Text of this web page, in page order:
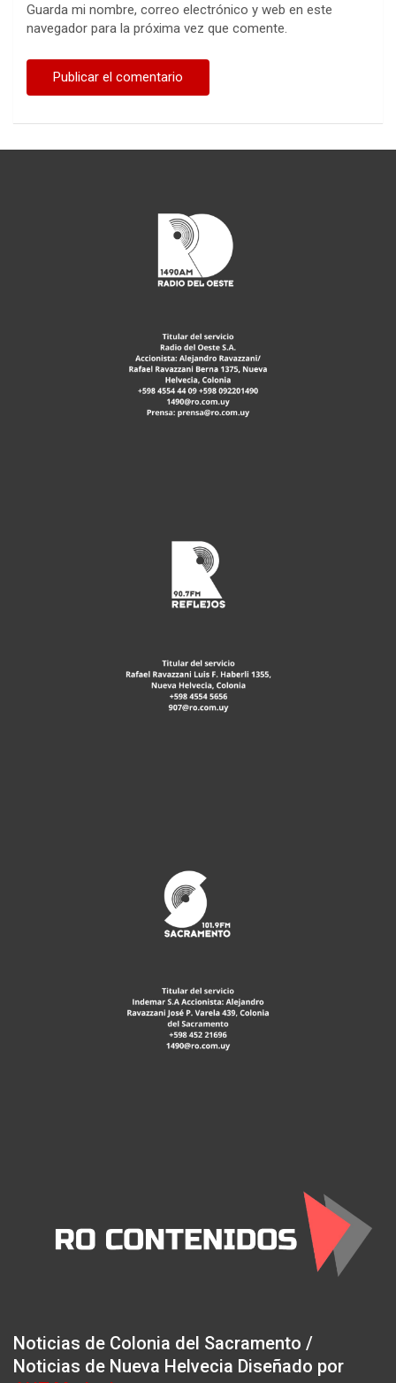
Guarda mi nombre, correo electrónico y web en este
navegador para la próxima vez que comente.
Noticias de Colonia del Sacramento /
Noticias de Nueva Helvecia Diseñado por